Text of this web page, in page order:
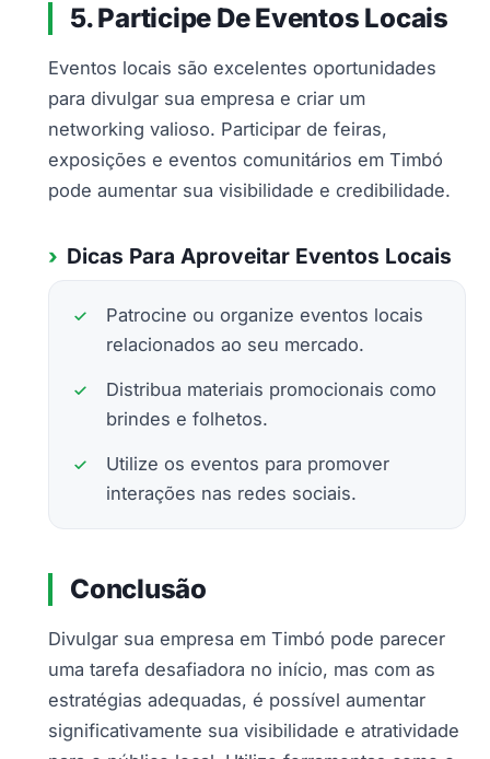
5. Participe De Eventos Locais
Eventos locais são excelentes oportunidades
para divulgar sua empresa e criar um
networking valioso. Participar de feiras,
exposições e eventos comunitários em Timbó
pode aumentar sua visibilidade e credibilidade.
Dicas Para Aproveitar Eventos Locais
Patrocine ou organize eventos locais
relacionados ao seu mercado.
Distribua materiais promocionais como
brindes e folhetos.
Utilize os eventos para promover
interações nas redes sociais.
Conclusão
Divulgar sua empresa em Timbó pode parecer
uma tarefa desafiadora no início, mas com as
estratégias adequadas, é possível aumentar
significativamente sua visibilidade e atratividade